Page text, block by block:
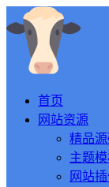
首页
网站资源
精品
主题
网站